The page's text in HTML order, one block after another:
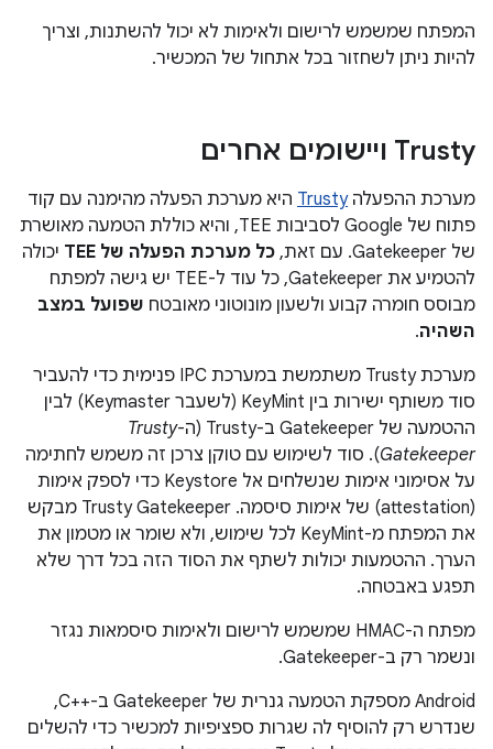
המפתח שמשמש לרישום ולאימות לא יכול להשתנות, וצריך
להיות ניתן לשחזור בכל אתחול של המכשיר.
Trusty ויישומים אחרים
מערכת ההפעלהTrusty היא מערכת הפעלה מהימנה עם קוד
פתוח של Google לסביבות TEE, והיא כוללת הטמעה מאושרת
של Gatekeeper. עם זאת,
כל מערכת הפעלה של TEE
יכולה
להטמיע את Gatekeeper, כל עוד ל-TEE יש גישה למפתח
מבוסס חומרה קבוע ולשעון מונוטוני מאובטח שפועל במצב
השהיה.
מערכת Trusty משתמשת במערכת IPC פנימית כדי להעביר
סוד משותף ישירות בין KeyMint (לשעבר Keymaster) לבין
ההטמעה של Gatekeeper ב-Trusty (ה-
Trusty
Gatekeeper). סוד לשימוש עם טוקן צרכן זה משמש לחתימה
על אסימוני אימות שנשלחים אל Keystore כדי לספק אימות
(attestation) של אימות סיסמה. ‫Trusty Gatekeeper מבקש
את המפתח מ-KeyMint לכל שימוש, ולא שומר או מטמון את
הערך. ההטמעות יכולות לשתף את הסוד הזה בכל דרך שלא
תפגע באבטחה.
מפתח ה-HMAC שמשמש לרישום ולאימות סיסמאות נגזר
ונשמר רק ב-Gatekeeper.
‫Android מספקת הטמעה גנרית של Gatekeeper ב-C++‎,
שנדרש רק להוסיף לה שגרות ספציפיות למכשיר כדי להשלים